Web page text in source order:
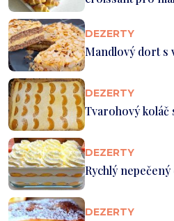
DEZERTY
Mandlový dort s
DEZERTY
Tvarohový koláč
DEZERTY
Rychlý
DEZERTY